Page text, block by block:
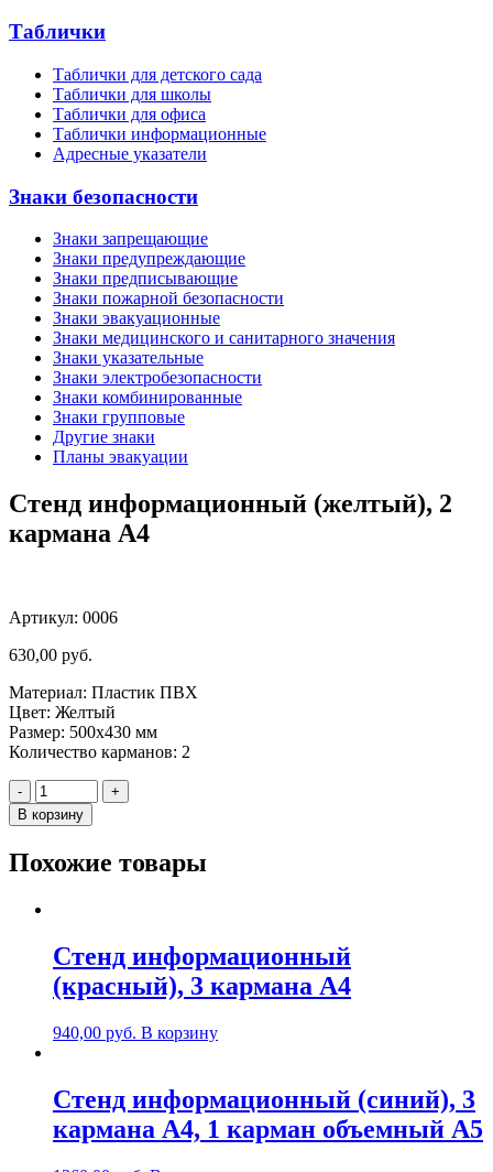
Таблички
Таблички для детского сада
Таблички для школы
Таблички для офиса
Таблички информационные
Адресные указатели
Знаки безопасности
Знаки запрещающие
Знаки предупреждающие
Знаки предписывающие
Знаки пожарной безопасности
Знаки эвакуационные
Знаки медицинского и санитарного значения
Знаки указательные
Знаки электробезопасности
Знаки комбинированные
Знаки групповые
Другие знаки
Планы эвакуации
Стенд информационный (желтый), 2
карманa А4
Артикул: 0006
630,00 руб.
Материал: Пластик ПВХ
Цвет: Желтый
Размер: 500х430 мм
Количество карманов: 2
Количество
Стенд
информационный
2
-
+
В корзину
Похожие товары
Стенд информационный
(красный), 3 карманa А4
940,00 руб. В корзину
Стенд информационный (синий), 3
карманa А4, 1 карман объемный А5